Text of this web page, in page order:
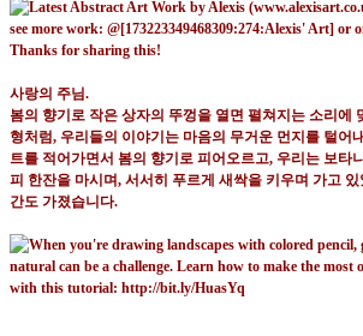
사랑의 주님.
봄의 향기로 작은 상자의 뚜껑을 열면 펼쳐지는 소리에
형처럼, 우리들의 이야기는 마음의 무거운 먼지를 털어
트를 적어가면서 봄의 향기로 피어오르고, 우리는 보타
피 한잔을 마시며, 서서히 푸르게 새싹을 키우며 가고 있
간도 가졌습니다.